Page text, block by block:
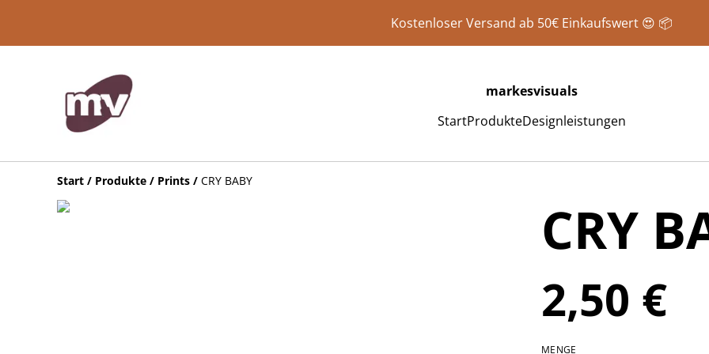
Kostenloser Versand ab 50€ Einkaufswert 😍 📦
markesvisuals
StartProdukteDesignleistungen
Start / Produkte / Prints / CRY BABY
CRY
2,50 €
MENGE